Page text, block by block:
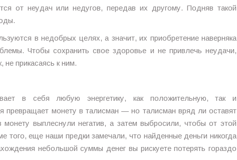
от неудач или недугов, передав их другому. Подняв такой
в недобрых целях, а значит, их приобретение наверняка
Чтобы сохранить свое здоровье и не привлечь неудачи,
прикасаясь к ним.
в себя любую энергетику, как положительную, так и
превращает монету в талисман — но талисман вряд ли оставят
выплеснули негатив, а затем выбросили, чтобы от этой
того, еще наши предки замечали, что найденные деньги никогда
небольшой суммы денег вы рискуете потерять гораздо